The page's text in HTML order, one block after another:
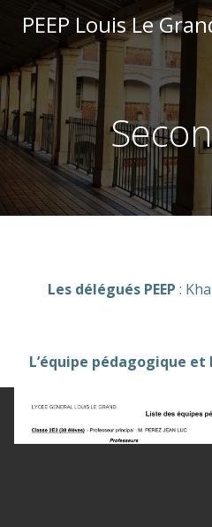
PEEP Louis Le
Les délégués PEEP :
L’équipe pédagogique